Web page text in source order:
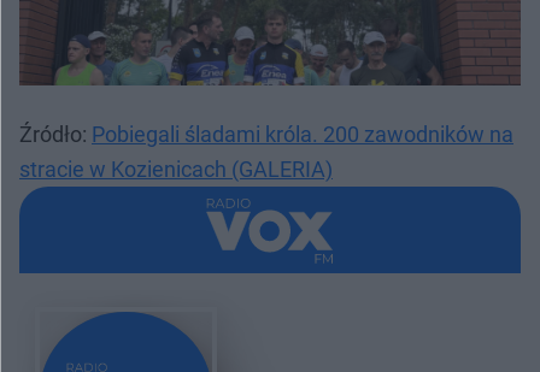
Źródło: Pobiegali śladami króla. 200 zawodników na
stracie w Kozienicach (GALERIA)